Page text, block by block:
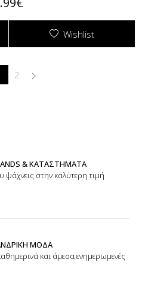
Wishlist
2
& ΚΑΤΑΣΤΗΜΑΤΑ
ψάχνεις στην καλύτερη τιμή
ΜΟΔΑ
και άμεσα ενημερωμενές